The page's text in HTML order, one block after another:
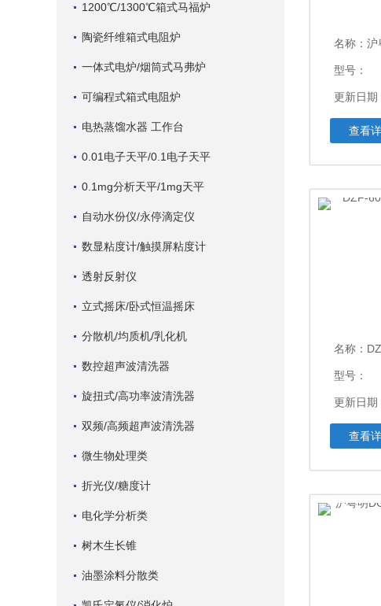
1200℃/1300℃箱式马福炉
陶瓷纤维箱式电阻炉
一体式电炉/烟筒式马弗炉
可编程式箱式电阻炉
电热蒸馏水器 工作台
0.01电子天平/0.1电子天平
0.1mg分析天平/1mg天平
自动水份仪/永停滴定仪
数显粘度计/触摸屏粘度计
透射反射仪
立式摇床/卧式恒温摇床
分散机/均质机/乳化机
数控超声波清洗器
旋扭式/高功率波清洗器
双频/高频超声波清洗器
微生物处理类
折光仪/糖度计
电化学分析类
树木生长锥
油墨涂料分散类
名称： 沪
型号：
更新日期
查看
名称：
型号：
更新日
查看